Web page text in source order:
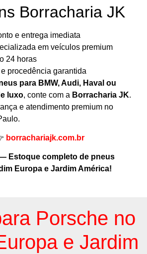
Borracharia JK
e entrega imediata
em veículos premium
24 horas
procedência garantida
para BMW, Audi, Haval ou
luxo, conte com a Borracharia JK.
e atendimento premium no
borrachariajk.com.br
Estoque completo de pneus
Europa e Jardim América!
Porsche no
e Jardim